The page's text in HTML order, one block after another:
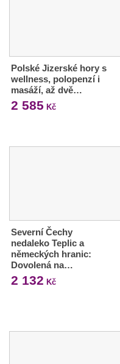
Polské Jizerské hory s
wellness, polopenzí i
masáží, až dvě…
2 585 Kč
Severní Čechy
nedaleko Teplic a
německých hranic:
Dovolená na…
2 132 Kč